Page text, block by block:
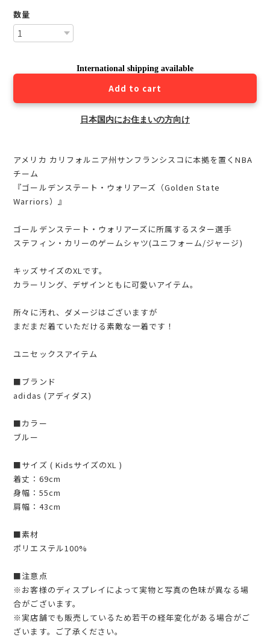
数量
International shipping available
Add to cart
日本国内にお住まいの方向け
アメリカ カリフォルニア州サンフランシスコに本拠を置くNBA
チーム
『ゴールデンステート・ウォリアーズ（Golden State
Warriors）』
ゴールデンステート・ウォリアーズに所属するスター選手
ステフィン・カリーのゲームシャツ(ユニフォーム/ジャージ)
キッズサイズのXLです。
カラーリング、デザインともに可愛いアイテム。
所々に汚れ、ダメージはございますが
まだまだ着ていただける素敵な一着です！
ユニセックスアイテム
■ブランド
adidas (アディダス)
■カラー
ブルー
■サイズ ( KidsサイズのXL )
着丈：69cm
身幅：55cm
肩幅：43cm
■素材
ポリエステル100%
■注意点
※お客様のディスプレイによって実物と写真の色味が異なる場
合がございます。
※実店舗でも販売しているため若干の経年変化がある場合がご
ざいます。ご了承ください。